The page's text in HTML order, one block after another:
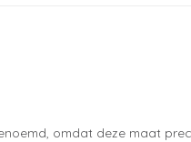
omdat deze maat